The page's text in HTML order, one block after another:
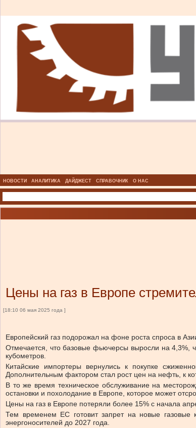
НОВОСТИ АНАЛИТИКА ДАЙДЖЕСТ СПРАВОЧНИК О НАС
Цены на газ в Европе
[18:10 06 мая 2025 года ]
Европейский газ подорожал на фоне роста спроса в
Отмечается, что базовые фьючерсы выросли на 4,3%,
кубометров.
Китайские импортеры вернулись к покупке
Дополнительным фактором стал рост цен на нефть, к
В то же время техническое обслуживание на
остановки и похолодание в Европе, которое может
Цены на газ в Европе потеряли более 15% с начала
Тем временем ЕС готовит запрет на новые газовые
энергоносителей до 2027 года.